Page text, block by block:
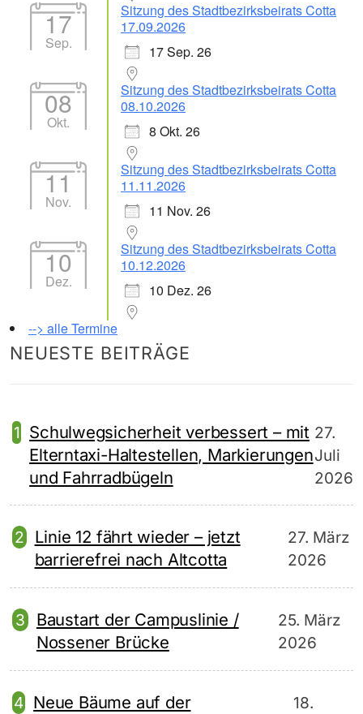
17
Sep.
Sitzung des Stadtbezirksbeirats Cotta
17.09.2026
17 Sep. 26
08
Okt.
Sitzung des Stadtbezirksbeirats Cotta
08.10.2026
8 Okt. 26
11
Nov.
Sitzung des Stadtbezirksbeirats Cotta
11.11.2026
11 Nov. 26
10
Dez.
Sitzung des Stadtbezirksbeirats Cotta
10.12.2026
10 Dez. 26
--> alle Termine
NEUESTE BEITRÄGE
Schulwegsicherheit verbessert – mit
Elterntaxi-Haltestellen, Markierungen
und Fahrradbügeln
27.
Juli
2026
Linie 12 fährt wieder – jetzt
barrierefrei nach Altcotta
27. März
2026
Baustart der Campuslinie /
Nossener Brücke
25. März
2026
Neue Bäume auf der
18.